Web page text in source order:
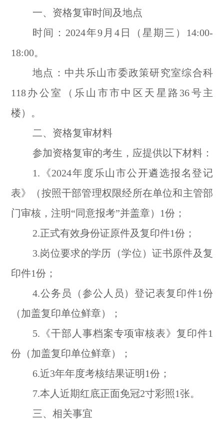
一、资格复审时间及地点
时间：2024年9月4日（星期三）14:00-
18:00。
地点：中共乐山市委政策研究室综合科
118办公室（乐山市市中区天星路36号主
楼）。
二、资格复审材料
参加资格复审的考生，应提供以下材料：
1.《2024年度乐山市公开遴选报名登记
表》（按照干部管理权限经所在单位和主管部
门审核，注明“同意报考”并盖章）1份；
2.正式有效身份证原件及复印件1份；
3.岗位要求的学历（学位）证书原件及复
印件1份；
4.公务员（参公人员）登记表复印件1份
（加盖复印单位鲜章）；
5.《干部人事档案专项审核表》复印件1
份（加盖复印单位鲜章）；
6.近3年年度考核结果证明1份；
7.本人近期红底正面免冠2寸彩照1张。
三、相关事宜